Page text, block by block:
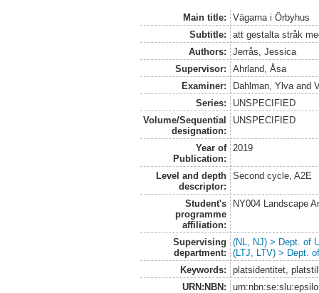
Main title:
Vägarna i Örbyhus
Subtitle:
att gestalta stråk
Authors:
Jerrås, Jessica
Supervisor:
Ahrland, Åsa
Examiner:
Dahlman, Ylvaand
Series:
UNSPECIFIED
Volume/Sequential
designation:
UNSPECIFIED
Year of
Publication:
2019
Level and depth
descriptor:
Second cycle, A2E
Student's
programme
affiliation:
NY004 Landscape
Supervising
department:
(NL, NJ) > Dept. of
(LTJ, LTV) > Dept.
Keywords:
platsidentitet,
URN:NBN: